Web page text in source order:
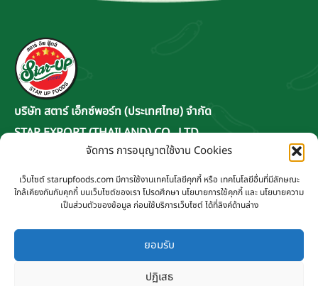
จัดการ การอนุญาตใช้งาน Cookies
เว็บไซต์ starupfoods.com มีการใช้งานเทคโนโลยีคุกกี้ หรือ เทคโนโลยีอื่นที่มีลักษณะ
ใกล้เคียงกันกับคุกกี้ บนเว็บไซต์ของเรา โปรดศึกษา นโยบายการใช้คุกกี้ และ นโยบายความ
เป็นส่วนตัวของข้อมูล ก่อนใช้บริการเว็บไซต์ ได้ที่ลิงค์ด้านล่าง
ยอมรับ
ปฏิเสธ
บริษัท สตาร์ เอ็กซ์พอร์ท (ประเทศไทย) จำกัด
STAR EXPORT (THAILAND) CO., LTD.
ที่ทำการ 4/201 ซอยอนามัยงามเจริญ 11
แขวงท่าข้าม เขตบางขุนเทียน กรุงเทพฯ 10150
ติดต่อเรา